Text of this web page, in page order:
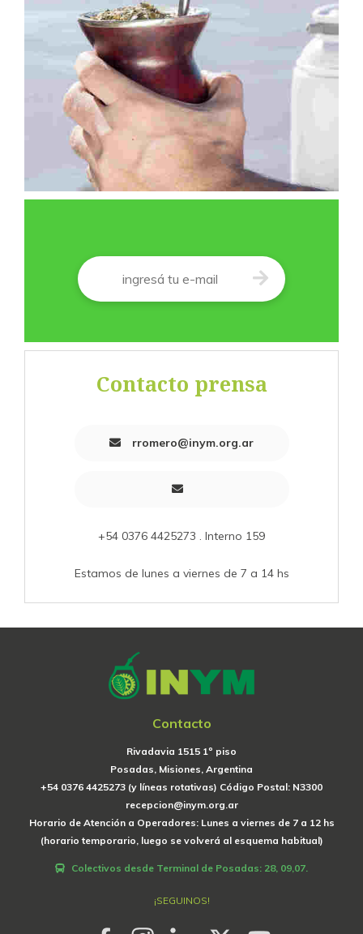
Correo
Contacto prensa
rromero@inym.org.ar
+54 0376 4425273 . Interno 159
Estamos de lunes a viernes de 7 a 14 hs
Contacto
Rivadavia 1515 1º piso
Posadas, Misiones, Argentina
+54 0376 4425273 (y líneas rotativas) Código Postal: N3300
recepcion@inym.org.ar
Horario de Atención a Operadores: Lunes a viernes de 7 a 12 hs
(horario temporario, luego se volverá al esquema habitual)
Colectivos desde Terminal de Posadas: 28, 09,07.
¡SEGUINOS!